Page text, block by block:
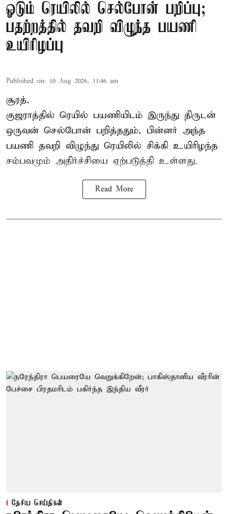
ஓடும் ரெயிலில் செல்போன் பறிப்பு;
பதற்றத்தில் தவறி விழுந்த பயணி
உயிரிழப்பு
Published on: 10 Aug 2026, 11:46 am
சூரத்,
குஜராத்தில் ரெயில் பயணியிடம் இருந்து திருடன்
ஒருவன் செல்போன் பறித்ததும், பின்னர் அந்த
பயணி தவறி விழுந்து ரெயிலில் சிக்கி உயிரிழந்த
சம்பவமும் அதிர்ச்சியை ஏற்படுத்தி உள்ளது.
Read More
தேசிய செய்திகள்